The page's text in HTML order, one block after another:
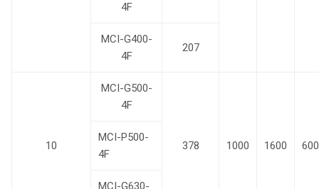
4F
MCI-G400-
4F
207
10
MCI-G500-
4F
378 1000 1600 600
MCI-P500-
4F
MCI-G630-